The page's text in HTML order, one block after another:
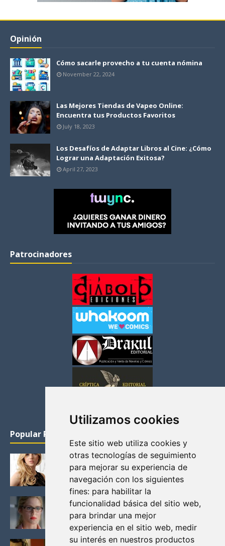
Utilizamos cookies
Este sitio web utiliza cookies y
otras tecnologías de seguimiento
para mejorar su experiencia de
navegación con los siguientes
fines: para habilitar la
funcionalidad básica del sitio web,
para brindar una mejor
experiencia en el sitio web, medir
su interés en nuestros productos
Opinión
Cómo sacarle provecho a tu cuenta nómina
November 22, 2024
Las Mejores Tiendas de Vapeo Online:
Encuentra tus Productos Favoritos
July 18, 2023
Los Desafíos de Adaptar Libros al Cine: ¿Cómo
Lograr una Adaptación Exitosa?
April 27, 2023
Patrocinadores
Popular Posts
KATHERYN WINNICK: LA ACTRIZ MAS GUAPA DE
VIKINGOS
Junio 14, 2013
FELICITY (EMILY BETT RICKARDS), LAS FOTOS
MAS BONITAS DE LA ALIADA DE ARROW
Noviembre 30, 2013
BLACK MIRROR: TODA TU HISTORIA. EPISODIO 3.